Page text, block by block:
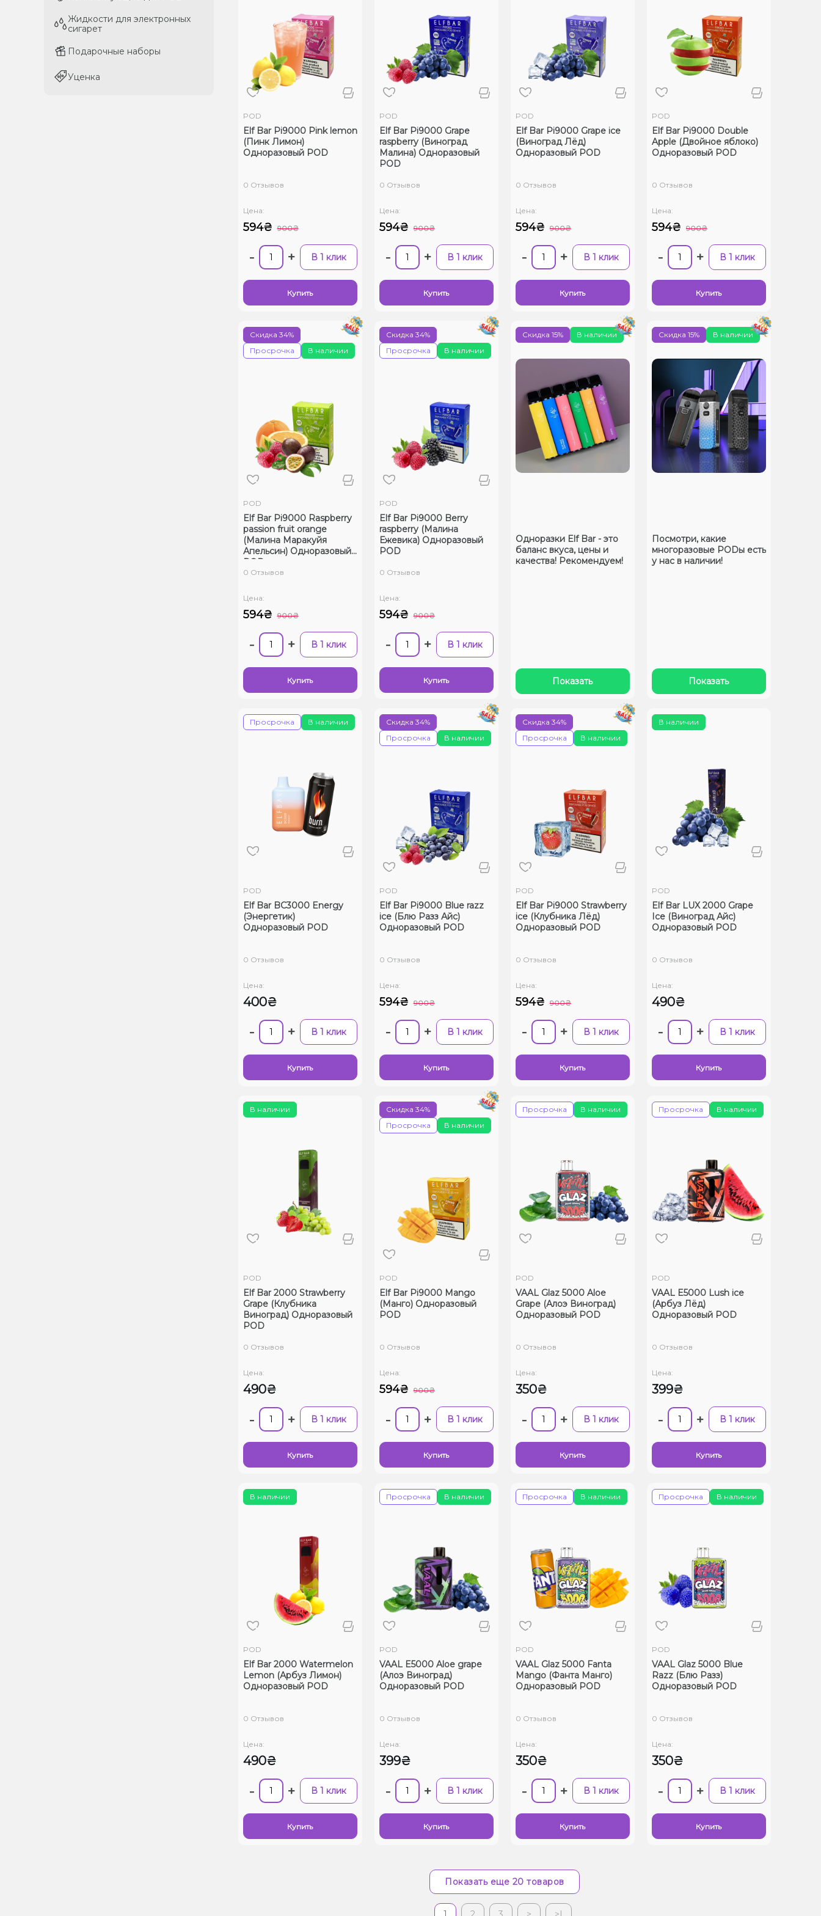
Жидкости для электронных
сигарет
Подарочные наборы
Уценка
Жидкости для электронных
сигарет
Подарочные наборы
Уценка
POD
Elf Bar Pi9000 Pink lemon
(Пинк Лимон)
Одноразовый POD
0 Отзывов
Цена:
594₴ 900₴
- + В 1 клик
Купить
POD
Elf Bar Pi9000 Grape
raspberry (Виноград
Малина) Одноразовый
POD
0 Отзывов
Цена:
594₴ 900₴
- + В 1 клик
Купить
POD
Elf Bar Pi9000 Grape ice
(Виноград Лёд)
Одноразовый POD
0 Отзывов
Цена:
594₴ 900₴
- + В 1 клик
Купить
POD
Elf Bar Pi9000 Double
Apple (Двойное яблоко)
Одноразовый POD
0 Отзывов
Цена:
594₴ 900₴
- + В 1 клик
Купить
В наличии
Скидка 34%
Просрочка
POD
Elf Bar Pi9000 Raspberry
passion fruit orange
(Малина Маракуйя
Апельсин) Одноразовый
POD
0 Отзывов
Цена:
594₴ 900₴
- + В 1 клик
Купить
В наличии
Скидка 34%
Просрочка
POD
Elf Bar Pi9000 Berry
raspberry (Малина
Ежевика) Одноразовый
POD
0 Отзывов
Цена:
594₴ 900₴
- + В 1 клик
Купить
В наличии
Скидка 15%
Одноразки Elf Bar - это
баланс вкуса, цены и
качества! Рекомендуем!
Показать
В наличии
Скидка 15%
Посмотри, какие
многоразовые PODы есть
у нас в наличии!
Показать
В наличии
Просрочка
POD
Elf Bar BC3000 Energy
(Энергетик)
Одноразовый POD
0 Отзывов
Цена:
400₴
- + В 1 клик
Купить
В наличии
Скидка 34%
Просрочка
POD
Elf Bar Pi9000 Blue razz
ice (Блю Разз Айс)
Одноразовый POD
0 Отзывов
Цена:
594₴ 900₴
- + В 1 клик
Купить
В наличии
Скидка 34%
Просрочка
POD
Elf Bar Pi9000 Strawberry
ice (Клубника Лёд)
Одноразовый POD
0 Отзывов
Цена:
594₴ 900₴
- + В 1 клик
Купить
В наличии
POD
Elf Bar LUX 2000 Grape
Ice (Виноград Айс)
Одноразовый POD
0 Отзывов
Цена:
490₴
- + В 1 клик
Купить
В наличии
POD
Elf Bar 2000 Strawberry
Grape (Клубника
Виноград) Одноразовый
POD
0 Отзывов
Цена:
490₴
- + В 1 клик
Купить
В наличии
Скидка 34%
Просрочка
POD
Elf Bar Pi9000 Mango
(Манго) Одноразовый
POD
0 Отзывов
Цена:
594₴ 900₴
- + В 1 клик
Купить
В наличии
Просрочка
POD
VAAL Glaz 5000 Aloe
Grape (Алоэ Виноград)
Одноразовый POD
0 Отзывов
Цена:
350₴
- + В 1 клик
Купить
В наличии
Просрочка
POD
VAAL E5000 Lush ice
(Арбуз Лёд)
Одноразовый POD
0 Отзывов
Цена:
399₴
- + В 1 клик
Купить
В наличии
POD
Elf Bar 2000 Watermelon
Lemon (Арбуз Лимон)
Одноразовый POD
0 Отзывов
Цена:
490₴
- + В 1 клик
Купить
В наличии
Просрочка
POD
VAAL E5000 Aloe grape
(Алоэ Виноград)
Одноразовый POD
0 Отзывов
Цена:
399₴
- + В 1 клик
Купить
В наличии
Просрочка
POD
VAAL Glaz 5000 Fanta
Mango (Фанта Манго)
Одноразовый POD
0 Отзывов
Цена:
350₴
- + В 1 клик
Купить
В наличии
Просрочка
POD
VAAL Glaz 5000 Blue
Razz (Блю Разз)
Одноразовый POD
0 Отзывов
Цена:
350₴
- + В 1 клик
Купить
Показать еще 20 товаров